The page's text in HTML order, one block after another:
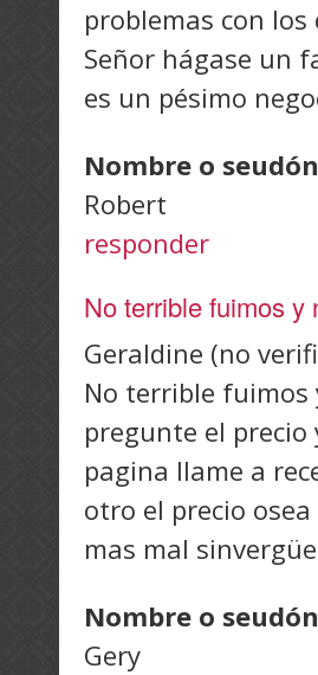
problemas con los
Señor hágase un
es un pésimo
Nombre o
Robert
responder
No terrible fuimos y
Geraldine (no
No terrible
pregunte el
pagina llame a
otro el precio
mas mal
Nombre o
Gery